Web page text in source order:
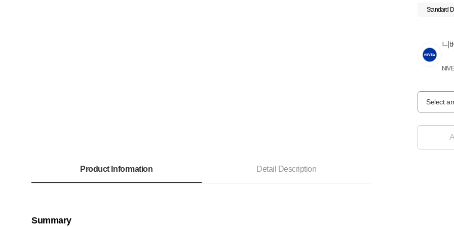
Standard
니
Select
Product Information Detail Description
Summary